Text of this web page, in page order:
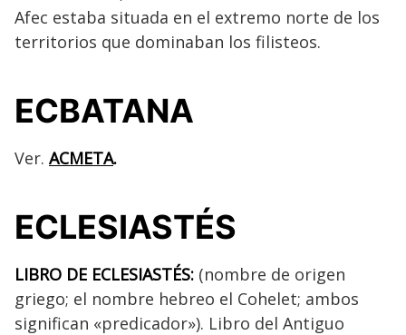
Afec estaba situada en el extremo norte de los
territorios que dominaban los filisteos.
ECBATANA
Ver. ACMETA.
ECLESIASTÉS
LIBRO DE ECLESIASTÉS: (nombre de origen
griego; el nombre hebreo el Cohelet; ambos
significan «predicador»). Libro del Antiguo